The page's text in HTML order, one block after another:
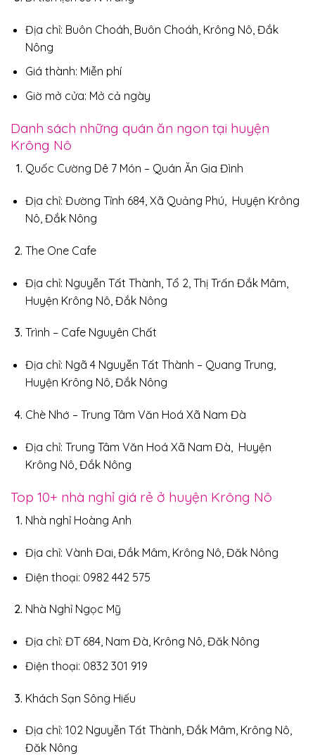
Địa chỉ: Buôn Choáh, Buôn Choáh, Krông Nô, Đắk
Nông
Giá thành: Miễn phí
Giờ mở cửa: Mở cả ngày
Danh sách những quán ăn ngon tại huyện
Krông Nô
Quốc Cường Dê 7 Món – Quán Ăn Gia Đình
Địa chỉ: Đường Tỉnh 684, Xã Quảng Phú, Huyện Krông
Nô, Đắk Nông
The One Cafe
Địa chỉ: Nguyễn Tất Thành, Tổ 2, Thị Trấn Đắk Mâm,
Huyện Krông Nô, Đắk Nông
Trình – Cafe Nguyên Chất
Địa chỉ: Ngã 4 Nguyễn Tất Thành – Quang Trung,
Huyện Krông Nô, Đắk Nông
Chè Nhớ – Trung Tâm Văn Hoá Xã Nam Đà
Địa chỉ: Trung Tâm Văn Hoá Xã Nam Đà, Huyện
Krông Nô, Đắk Nông
Top 10+ nhà nghỉ giá rẻ ở huyện Krông Nô
Nhà nghỉ Hoàng Anh
Địa chỉ: Vành Đai, Đắk Mâm, Krông Nô, Đăk Nông
Điện thoại: 0982 442 575
Nhà Nghỉ Ngọc Mỹ
Địa chỉ: ĐT 684, Nam Đà, Krông Nô, Đăk Nông
Điện thoại: 0832 301 919
Khách Sạn Sông Hiếu
Địa chỉ: 102 Nguyễn Tất Thành, Đắk Mâm, Krông Nô,
Đăk Nông